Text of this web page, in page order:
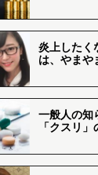
炎上したく
は、やまや
一般人の知
「クスリ